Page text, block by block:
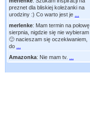
preznet dla bliskiej koleżanki na
urodziny :) Co warto jest je
merlenke: Mam termin na połowę
sierpnia, nigdzie się nie wybieram
🙂 nacieszam się oczekiwaniem,
do
Amazonka: Nie mam tv.